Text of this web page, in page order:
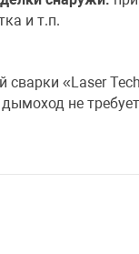
и т.п.
сварки «Laser
не